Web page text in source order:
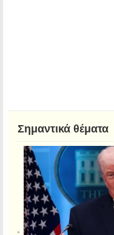
Σημαντικά θέματα